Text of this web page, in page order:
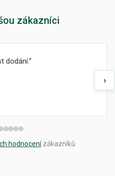
zákazníci
dodání.
›
hodnocenízákazníků